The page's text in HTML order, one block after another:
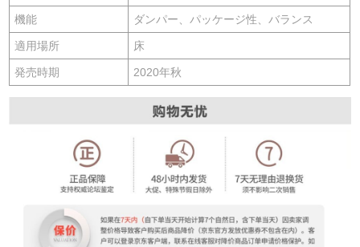
機能 ダンパー、パッケージ性、バランス
適用場所 床
発売時期 2020年秋